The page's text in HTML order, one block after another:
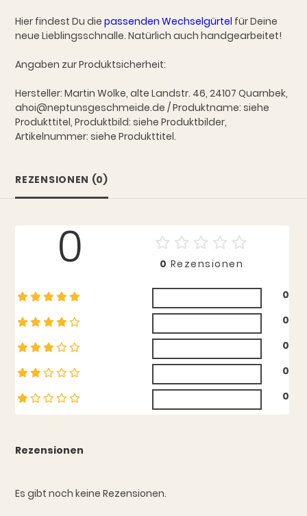
Hier findest Du diepassenden Wechselgürtel für Deine
neue Lieblingsschnalle. Natürlich auch handgearbeitet!
Angaben zur Produktsicherheit:
Hersteller: Martin Wolke, alte Landstr. 46, 24107 Quarnbek,
ahoi@neptunsgeschmeide.de / Produktname: siehe
Produkttitel, Produktbild: siehe Produktbilder,
Artikelnummer: siehe Produkttitel.
REZENSIONEN (0)
Rezensionen
Es gibt noch keine Rezensionen.
0 0 Rezensionen
0
0
0
0
0